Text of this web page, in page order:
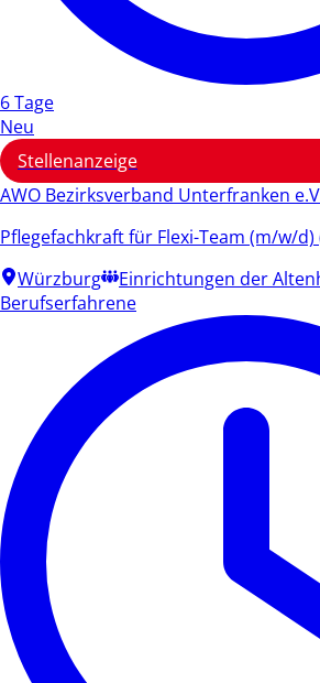
6 Tage
Neu
Stellenanzeige
AWO Bezirksverband Unterfranken
Pflegefachkraft für Flexi-Team (m/w/d)
Würzburg
Einrichtungen der
Berufserfahrene